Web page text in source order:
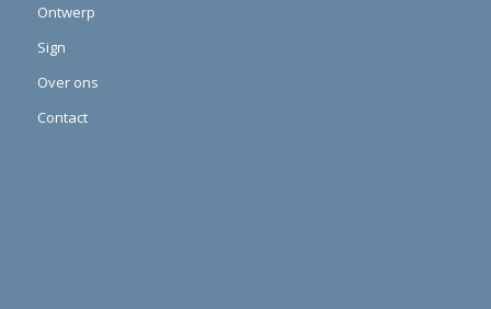
Ontwerp
Sign
Over ons
Contact